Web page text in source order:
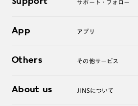
アクセサリー
ログアウト
Support サポート・フォロー
よくあるご質問
お問い合わせ
App アプリ
Others その他サービス
レンズ交換
About us JINSについて